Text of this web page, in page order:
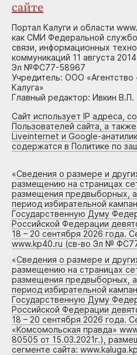
сайте
Портал Калуги и области
как СМИ Федеральной
связи, информационных
коммуникаций 11 августа
Эл №ФС77-58967
Учредитель: ООО «Агентство
Калуга»
Главный редактор: Ивкин В.П.
Сайт использует IP адреса,
Пользователей сайта, а
Liveinternet и Google-
содержатся в Политике по
«Сведения о размере и
размещению на страницах
размещения предвыборных,
период избирательной
Государственную Думу
Российской Федерации
18 – 20 сентября 2026 года.
www.kp40.ru (св-во Эл №
«Сведения о размере и
размещению на страницах
размещения предвыборных,
период избирательной
Государственную Думу
Российской Федерации
18 – 20 сентября 2026 года.
«Комсомольская правда»
80505 от 15.03.2021г.),
сегменте сайта: